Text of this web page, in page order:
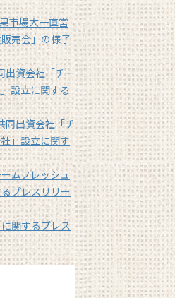
市場大一直営
売会」の様子
出資会社「チー
設立に関する
同出資会社「チ
」設立に関す
ムフレッシュ
プレスリリー
関するプレス